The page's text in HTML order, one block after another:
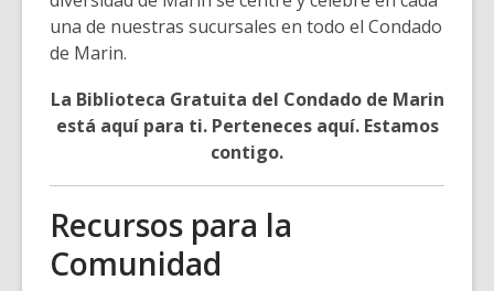
una de nuestras sucursales en todo el Condado
de Marin.
La Biblioteca Gratuita del Condado de Marin
está aquí para ti. Perteneces aquí. Estamos
contigo.
Recursos para la
Comunidad